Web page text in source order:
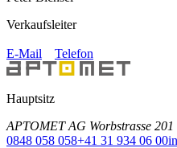
Verkaufsleiter
E-Mail Telefon
Hauptsitz
APTOMET AG Worbstrasse
0848 058 058+41 31 934 06 00